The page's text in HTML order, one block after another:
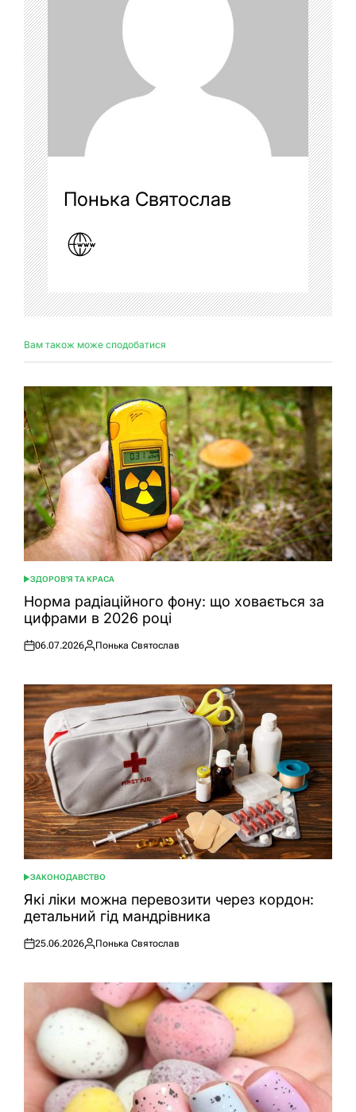
Понька Святослав
Вам також може сподобатися
ОПУБЛІКУВАТИ
У
ЗДОРОВ'Я ТА КРАСА
Норма радіаційного фону: що ховається за
цифрами в 2026 році
Оприлюднено
06.07.2026
Опубліковано
Понька Святослав
ОПУБЛІКУВАТИ
У
ЗАКОНОДАВСТВО
Які ліки можна перевозити через кордон:
детальний гід мандрівника
Оприлюднено
25.06.2026
Опубліковано
Понька Святослав